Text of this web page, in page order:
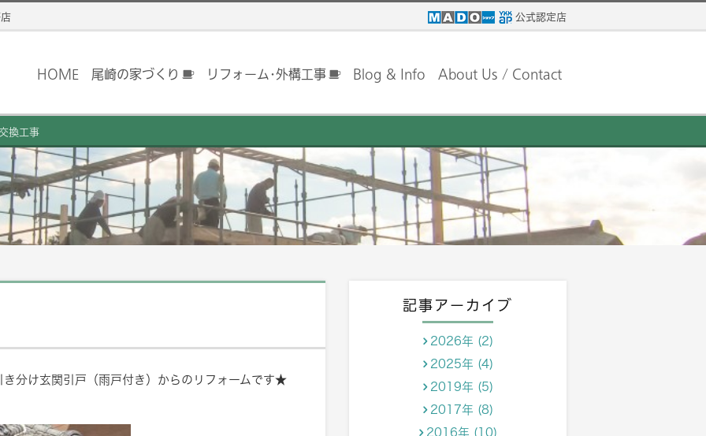
公式認定店
HOME 尾崎の家づくり リフォーム･外構工事 Blog & Info About Us / Contact
換工事
分け玄関引戸（雨戸付き）からのリフォームです★
記事アーカイブ
2026年 (2)
2025年 (4)
2019年 (5)
2017年 (8)
2016年 (10)